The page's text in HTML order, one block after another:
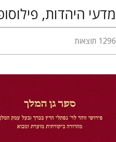
מדעי היהדות,
1296 תוצאות
יונתן מ' בן הראש יהודה ליבס